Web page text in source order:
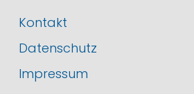
Kontakt
Datenschutz
Impressum